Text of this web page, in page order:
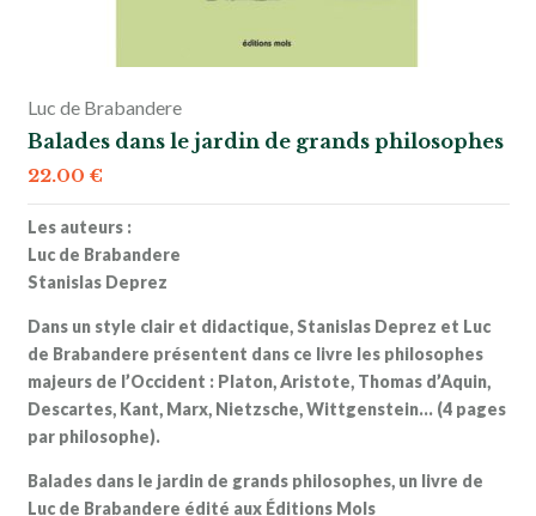
Luc de Brabandere
Balades dans le jardin de grands philosophes
22.00 €
Les auteurs :
Luc de Brabandere
Stanislas Deprez
Dans un style clair et didactique,Stanislas Deprez et Luc
de Brabandere présentent dans ce livre les philosophes
majeurs de l’Occident : Platon, Aristote, Thomas d’Aquin,
Descartes, Kant, Marx, Nietzsche, Wittgenstein… (4 pages
par philosophe).
Balades dans le jardin de grands philosophes, un livre de
Luc de Brabandere édité aux Éditions Mols